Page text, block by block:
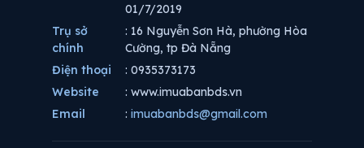
01/7/2019
Trụ sở
chính
: 16 Nguyễn Sơn Hà, phường Hòa
Cường, tp Đà Nẵng
Điện thoại
: 0935373173
Website
: www.imuabanbds.vn
Email
: imuabanbds@gmail.com